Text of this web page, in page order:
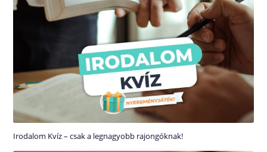
Irodalom Kvíz – csak a legnagyobb rajongóknak!